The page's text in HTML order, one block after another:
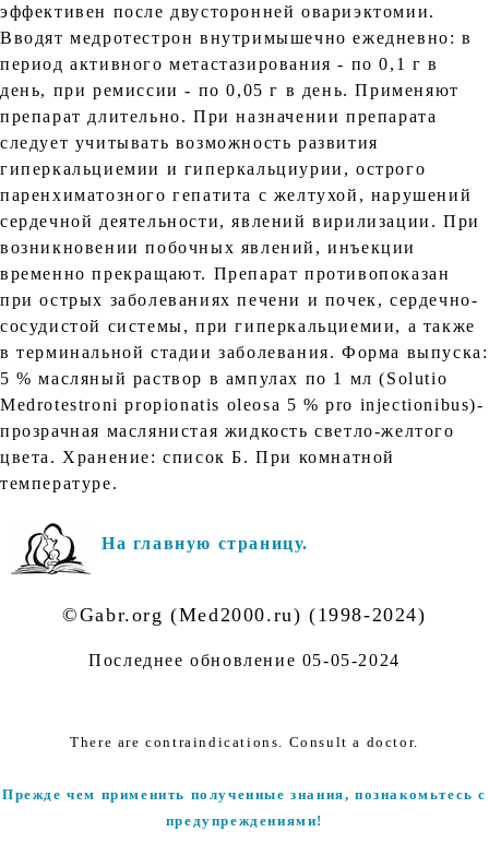
эффективен после двусторонней овариэктомии.
Вводят медротестрон внутримышечно ежедневно: в
период активного метастазирования - по 0,1 г в
день, при ремиссии - по 0,05 г в день. Применяют
препарат длительно. При назначении препарата
следует учитывать возможность развития
гиперкальциемии и гиперкальциурии, острого
паренхиматозного гепатита с желтухой, нарушений
сердечной деятельности, явлений вирилизации. При
возникновении побочных явлений, инъекции
временно прекращают. Препарат противопоказан
при острых заболеваниях печени и почек, сердечно-
сосудистой системы, при гиперкальциемии, а также
в терминальной стадии заболевания. Форма выпуска:
5 % масляный раствор в ампулах по 1 мл (Solutio
Medrotestroni propionatis oleosa 5 % рro injectionibus)-
прозрачная маслянистая жидкость светло-желтого
цвета. Хранение: список Б. При комнатной
температуре.
На главную страницу.
©Gabr.org (Med2000.ru) (1998-2024)
Последнее обновление 05-05-2024
There are contraindications. Consult a doctor.
Прежде чем применить полученные знания, познакомьтесь с
предупреждениями!